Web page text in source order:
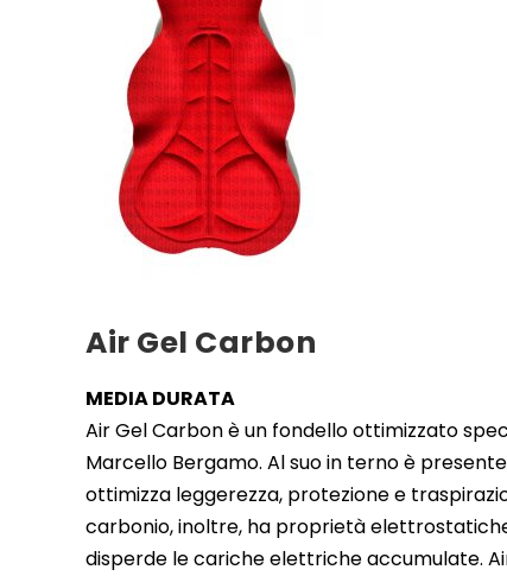
Air Gel Carbon
MEDIA DURATA
Air Gel Carbon è un fondello ottimizzato
Marcello Bergamo. Al suo in terno è
ottimizza leggerezza, protezione e
carbonio, inoltre, ha proprietà
disperde le cariche elettriche accumulate.